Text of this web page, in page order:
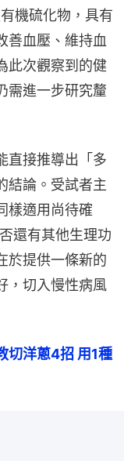
機硫化物，具有
善血壓、維持血
此次觀察到的健
需進一步研究釐
直接推導出「多
結論。受試者主
樣適用尚待確
還有其他生理功
於提供一條新的
切入慢性病風
切洋蔥4招 用1種